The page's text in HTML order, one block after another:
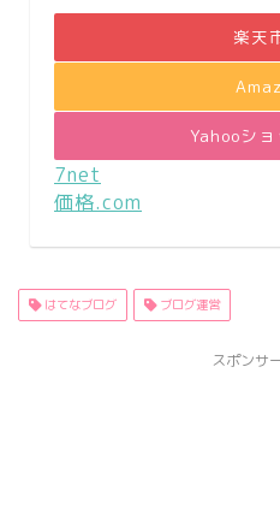
楽天
Yahooシ
7net
価格.com
はてなブログ ブログ運営
スポンサ